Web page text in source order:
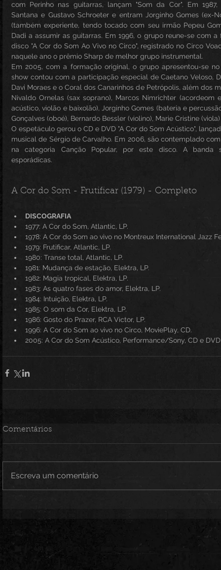
com Perinho nas guitarras, lançam "Som da Cor". Em
Santana e Gustavo Schroeter e entram Jorginho Gomes (ex-
(também experiente, tendo tocado com seu irmão Pepeu
Dadi a assumir as guitarras. Em 1996, o grupo reune-se com
disco "A Cor do Som Ao Vivo no Circo", registrado no Circo
naquele ano o prêmio Sharp de melhor grupo instrumental.
Em 2005, com a formação original, o grupo apresentou-se
show contou com a participação especial de Caetano Veloso,
Davi Moraes e o Coral dos Canarinhos de Petrópolis, além dos
Nivaldo Ornelas (sax soprano), Marcos Nimrichter (acordeom
acústico, violão e baixolão), Jorginho Gomes (bateria e
Gonçalves (oboé), Bernardo Bessler (violino), Marie Cristine
O espetáculo gerou o CD e DVD "A Cor do Som Acústico",
musical de Sérgio de Carvalho. Em 2006, são contemplado
na categoria Canção Popular, por este disco. A banda
esporádicas.
A Cor do Som - Frutificar (1979) - Completo
DISCOGRAFIA
1977: A Cor do Som, Atlantic, LP.
1978: A Cor do Som ao vivo no Montreux International Jazz
1979: Frutificar, Atlantic, LP.
1980: Transe total, Atlantic, LP.
1981: Mudança de estação, Elektra, LP.
1982: Magia tropical, Elektra, LP.
1983: As quatro fases do amor, Elektra, LP.
1984: Intuição, Elektra, LP.
1985: O som da Cor, Elektra, LP.
1986: Gosto do Prazer, RCA Victor, LP.
1996: A Cor do Som ao vivo no Circo, MoviePlay, CD.
2005: A Cor do Som Acústico, Performance/Sony, CD e
Comentários
Escreva um comentário